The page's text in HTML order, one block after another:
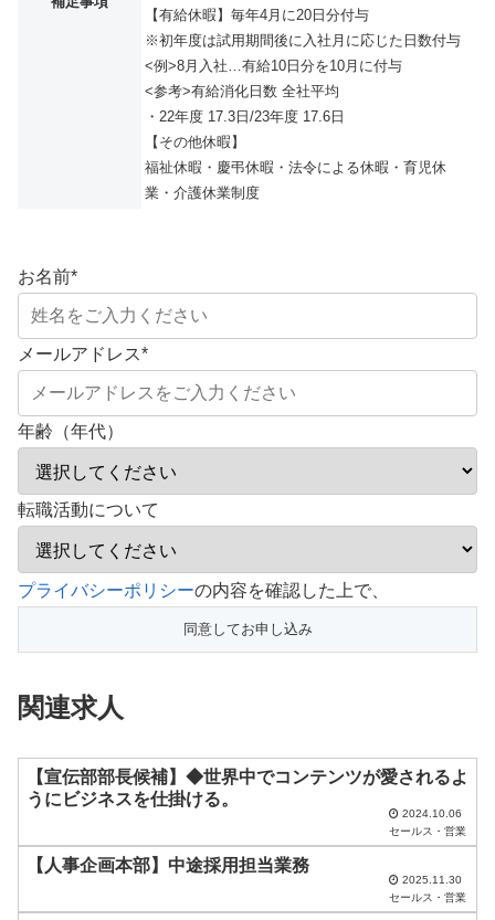
【有給休暇】毎年4月に20日分付与
※初年度は試用期間後に入社月に応じた日数付与
<例>8月入社…有給10日分を10月に付与
<参考>有給消化日数 全社平均
・22年度 17.3日/23年度 17.6日
【その他休暇】
福祉休暇・慶弔休暇・法令による休暇・育児休
業・介護休業制度
お名前*
メールアドレス*
年齢（年代）
転職活動について
こ
フ
ー
は
プライバシーポリシーの内容を確認した上で、
関連求人
【宣伝部部長候補】◆世界中でコンテンツが愛されるよ
うにビジネスを仕掛ける。
2024.10.06
セールス・営業
【人事企画本部】中途採用担当業務
2025.11.30
セールス・営業